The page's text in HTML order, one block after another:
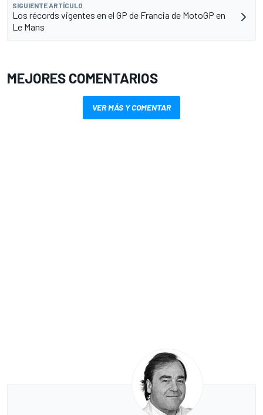
SIGUIENTE ARTÍCULO
Los récords vigentes en el GP de Francia de MotoGP en
Le Mans
MEJORES COMENTARIOS
VER MÁS Y COMENTAR